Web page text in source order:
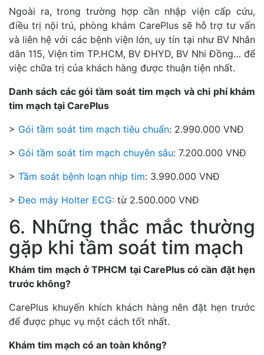
Ngoài ra, trong trường hợp cần nhập viện cấp cứu,
điều trị nội trú, phòng khám CarePlus sẽ hỗ trợ tư vấn
và liên hệ với các bệnh viện lớn, uy tín tại như BV Nhân
dân 115, Viện tim TP.HCM, BV ĐHYD, BV Nhi Đồng… để
việc chữa trị của khách hàng được thuận tiện nhất.
Danh sách các gói tầm soát tim mạch và chi phí khám
tim mạch tại CarePlus
> Gói tầm soát tim mạch tiêu chuẩn: 2.990.000 VNĐ
> Gói tầm soát tim mạch chuyên sâu: 7.200.000 VNĐ
> Tầm soát bệnh loạn nhịp tim: 3.990.000 VNĐ
>Đeo máy Holter ECG: từ 2.500.000 VNĐ
6. Những thắc mắc thường
gặp khi tầm soát tim mạch
Khám tim mạch ở TPHCM tại CarePlus có cần đặt hẹn
trước không?
CarePlus khuyến khích khách hàng nên đặt hẹn trước
để được phục vụ một cách tốt nhất.
Khám tim mạch có an toàn không?